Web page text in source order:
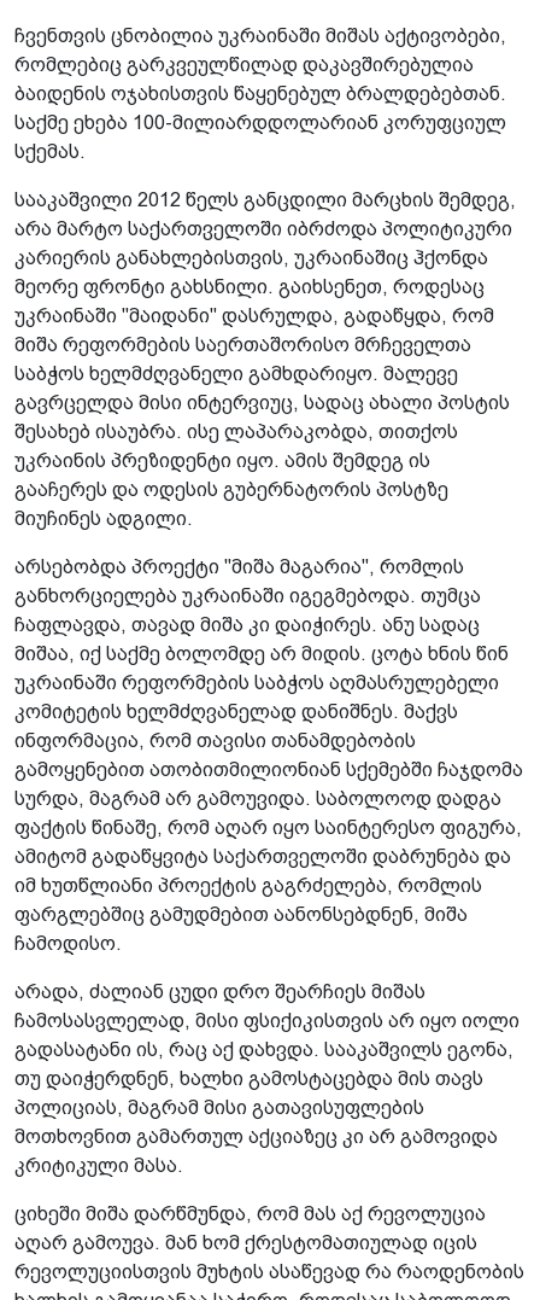
ჩვენთვის ცნობილია უკრაინაში მიშას აქტივობები,
რომლებიც გარკვეულწილად დაკავშირებულია
ბაიდენის ოჯახისთვის წაყენებულ ბრალდებებთან.
საქმე ეხება 100-მილიარდდოლარიან კორუფციულ
სქემას.
სააკაშვილი 2012 წელს განცდილი მარცხის შემდეგ,
არა მარტო საქართველოში იბრძოდა პოლიტიკური
კარიერის განახლებისთვის, უკრაინაშიც ჰქონდა
მეორე ფრონტი გახსნილი. გაიხსენეთ, როდესაც
უკრაინაში "მაიდანი" დასრულდა, გადაწყდა, რომ
მიშა რეფორმების საერთაშორისო მრჩეველთა
საბჭოს ხელმძღვანელი გამხდარიყო. მალევე
გავრცელდა მისი ინტერვიუც, სადაც ახალი პოსტის
შესახებ ისაუბრა. ისე ლაპარაკობდა, თითქოს
უკრაინის პრეზიდენტი იყო. ამის შემდეგ ის
გააჩერეს და ოდესის გუბერნატორის პოსტზე
მიუჩინეს ადგილი.
არსებობდა პროექტი "მიშა მაგარია", რომლის
განხორციელება უკრაინაში იგეგმებოდა. თუმცა
ჩაფლავდა, თავად მიშა კი დაიჭირეს. ანუ სადაც
მიშაა, იქ საქმე ბოლომდე არ მიდის. ცოტა ხნის წინ
უკრაინაში რეფორმების საბჭოს აღმასრულებელი
კომიტეტის ხელმძღვანელად დანიშნეს. მაქვს
ინფორმაცია, რომ თავისი თანამდებობის
გამოყენებით ათობითმილიონიან სქემებში ჩაჯდომა
სურდა, მაგრამ არ გამოუვიდა. საბოლოოდ დადგა
ფაქტის წინაშე, რომ აღარ იყო საინტერესო ფიგურა,
ამიტომ გადაწყვიტა საქართველოში დაბრუნება და
იმ ხუთწლიანი პროექტის გაგრძელება, რომლის
ფარგლებშიც გამუდმებით აანონსებდნენ, მიშა
ჩამოდისო.
არადა, ძალიან ცუდი დრო შეარჩიეს მიშას
ჩამოსასვლელად, მისი ფსიქიკისთვის არ იყო იოლი
გადასატანი ის, რაც აქ დახვდა. სააკაშვილს ეგონა,
თუ დაიჭერდნენ, ხალხი გამოსტაცებდა მის თავს
პოლიციას, მაგრამ მისი გათავისუფლების
მოთხოვნით გამართულ აქციაზეც კი არ გამოვიდა
კრიტიკული მასა.
ციხეში მიშა დარწმუნდა, რომ მას აქ რევოლუცია
აღარ გამოუვა. მან ხომ ქრესტომათიულად იცის
რევოლუციისთვის მუხტის ასაწევად რა რაოდენობის